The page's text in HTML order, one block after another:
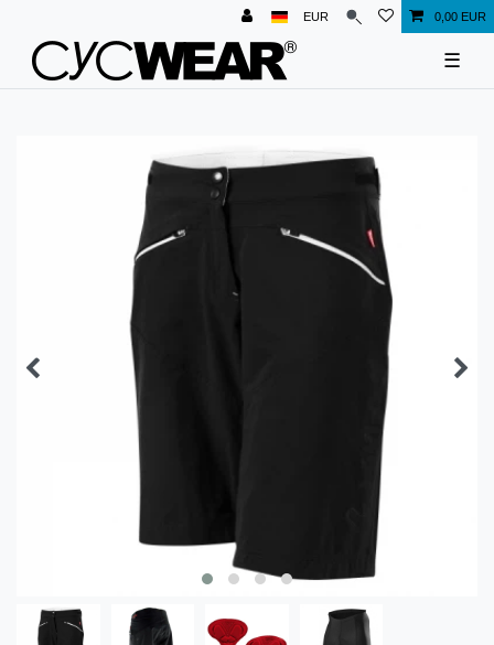
EUR 0,00 EUR
☰